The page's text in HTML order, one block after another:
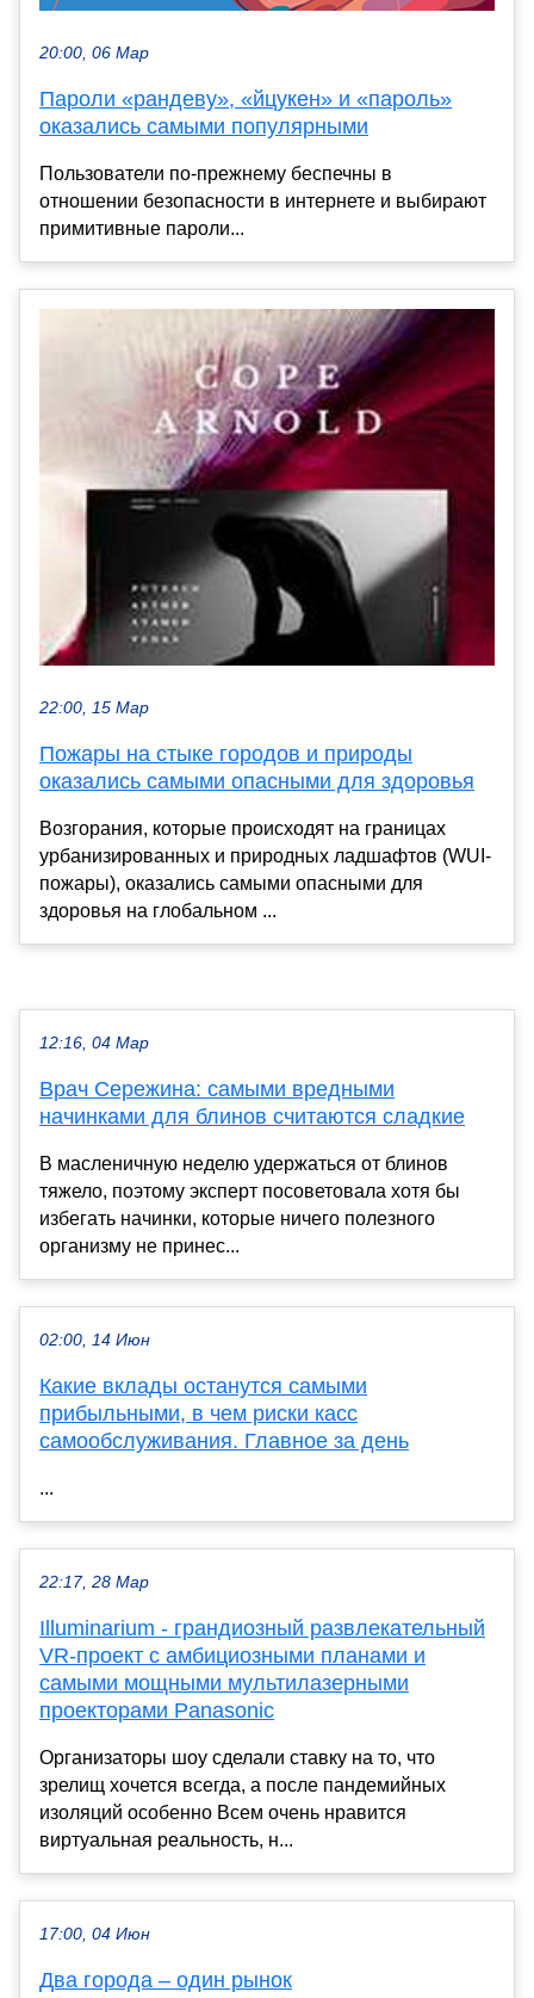
20:00, 06 Мар
Пароли «рандеву», «йцукен» и «пароль»
оказались самыми популярными
Пользователи по-прежнему беспечны в
отношении безопасности в интернете и выбирают
примитивные пароли...
22:00, 15 Мар
Пожары на стыке городов и природы
оказались самыми опасными для здоровья
Возгорания, которые происходят на границах
урбанизированных и природных ладшафтов (WUI-
пожары), оказались самыми опасными для
здоровья на глобальном ...
12:16, 04 Мар
Врач Сережина: самыми вредными
начинками для блинов считаются сладкие
В масленичную неделю удержаться от блинов
тяжело, поэтому эксперт посоветовала хотя бы
избегать начинки, которые ничего полезного
организму не принес...
02:00, 14 Июн
Какие вклады останутся самыми
прибыльными, в чем риски касс
самообслуживания. Главное за день
...
22:17, 28 Мар
Illuminarium - грандиозный развлекательный
VR-проект с амбициозными планами и
самыми мощными мультилазерными
проекторами Panasonic
Организаторы шоу сделали ставку на то, что
зрелищ хочется всегда, а после пандемийных
изоляций особенно Всем очень нравится
виртуальная реальность, н...
17:00, 04 Июн
Два города – один рынок